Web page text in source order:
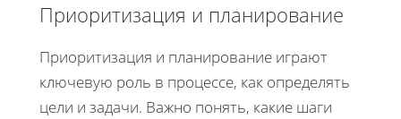
Приоритизация и планирование
Приоритизация и планирование играют
ключевую роль в процессе, как определять
цели и задачи. Важно понять, какие шаги